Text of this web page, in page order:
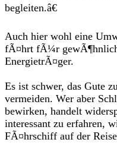
begleiten.â€
Auch hier wohl eine
fÃ¤hrt fÃ¼r
EnergietrÃ¤ger.
Es ist schwer, das Gute
vermeiden. Wer aber
bewirken, handelt
interessant zu erfahren,
FÃ¤hrschiff auf der